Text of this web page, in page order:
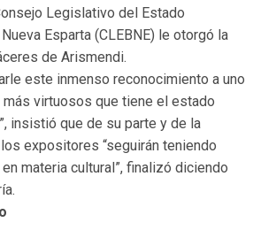
Legislativo del Estado
Esparta (CLEBNE) le otorgó la
de Arismendi.
este inmenso reconocimiento a uno
virtuosos que tiene el estado
insistió que de su parte y de la
expositores “seguirán teniendo
materia cultural”, finalizó diciendo